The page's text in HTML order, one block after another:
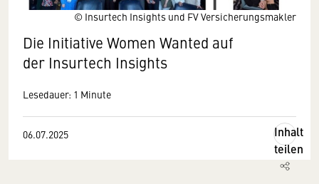
© Insurtech Insights und FV Versicherungsmakler
Die Initiative Women Wanted auf
der Insurtech Insights
Lesedauer: 1 Minute
06.07.2025
Inhalt
teilen